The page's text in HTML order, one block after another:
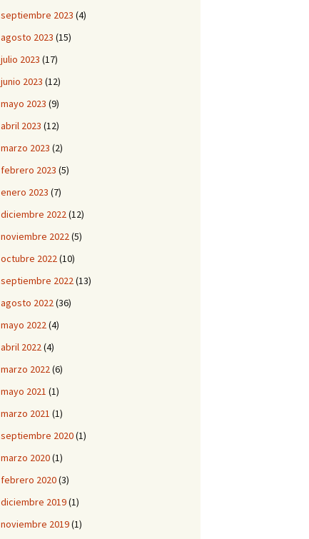
septiembre 2023 (4)
agosto 2023 (15)
julio 2023 (17)
junio 2023 (12)
mayo 2023 (9)
abril 2023 (12)
marzo 2023 (2)
febrero 2023 (5)
enero 2023 (7)
diciembre 2022(12)
noviembre 2022(5)
octubre 2022(10)
septiembre 2022(13)
agosto 2022(36)
mayo 2022(4)
abril 2022(4)
marzo 2022(6)
mayo 2021 (1)
marzo 2021 (1)
septiembre 2020(1)
marzo 2020(1)
febrero 2020(3)
diciembre 2019(1)
noviembre 2019(1)